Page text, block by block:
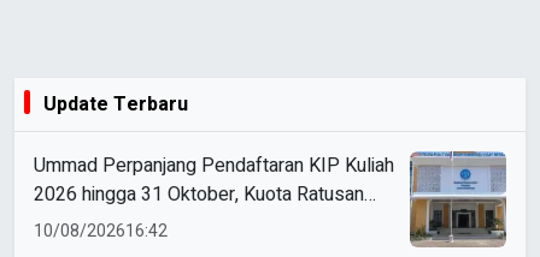
Update Terbaru
Ummad Perpanjang Pendaftaran KIP Kuliah
2026 hingga 31 Oktober, Kuota Ratusan
Menanti
10/08/202616:42